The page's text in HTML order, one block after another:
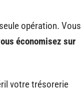
opération. Vous
économisez sur
votre trésorerie